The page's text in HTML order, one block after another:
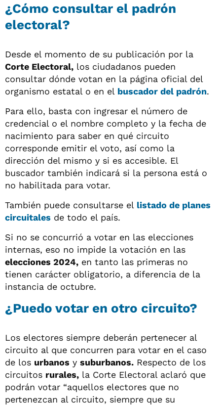
¿Cómo consultar el padrón
electoral?
Desde el momento de su publicación por la
Corte Electoral, los ciudadanos pueden
consultar dónde votan en la página oficial del
organismo estatal o en el buscador del padrón.
Para ello, basta con ingresar el número de
credencial o el nombre completo y la fecha de
nacimiento para saber en qué circuito
corresponde emitir el voto, así como la
dirección del mismo y si es accesible. El
buscador también indicará si la persona está o
no habilitada para votar.
También puede consultarse el listado de planes
circuitales de todo el país.
Si no se concurrió a votar en las elecciones
internas, eso no impide la votación en las
elecciones 2024, en tanto las primeras no
tienen carácter obligatorio, a diferencia de la
instancia de octubre.
¿Puedo votar en otro circuito?
Los electores siempre deberán pertenecer al
circuito al que concurren para votar en el caso
de los urbanos y suburbanos. Respecto de los
circuitos rurales, la Corte Electoral aclaró que
podrán votar “aquellos electores que no
pertenezcan al circuito, siempre que su